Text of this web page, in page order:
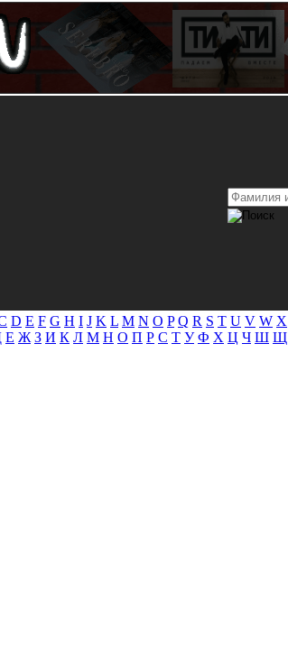
D E F G H I J K L M N O P Q R S T U V W X
Е Ж З И К Л М Н О П Р С Т У Ф Х Ц Ч Ш Щ